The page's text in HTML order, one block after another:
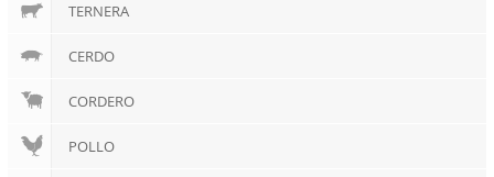
TERNERA
CERDO
CORDERO
POLLO